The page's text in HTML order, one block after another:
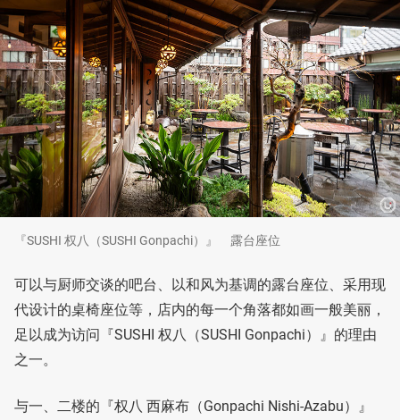
『SUSHI 权八（SUSHI Gonpachi）』 露台座位
可以与厨师交谈的吧台、以和风为基调的露台座位、采用现
代设计的桌椅座位等，店内的每一个角落都如画一般美丽，
足以成为访问『SUSHI 权八（SUSHI Gonpachi）』的理由
之一。
与一、二楼的『权八 西麻布（Gonpachi Nishi-Azabu）』